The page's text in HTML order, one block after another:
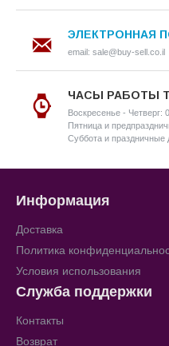
ЭЛЕКТРОННАЯ
email: sale@buy-sell.co.il
ЧАСЫ РАБОТЫ
Воскресенье - Четверг:
Пятница и
Суббота и праздничные
Информация
Доставка
Политика
Условия использования
Служба поддержки
Контакты
Возврат